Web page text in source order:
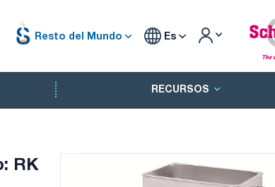
Resto del Mundo Es
RECURSOS
RK